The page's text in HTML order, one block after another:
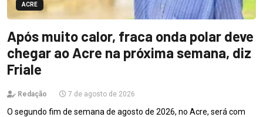
ACRE
Após muito calor, fraca onda polar deve
chegar ao Acre na próxima semana, diz
Friale
Redação 7 de agosto de 2026
O segundo fim de semana de agosto de 2026, no Acre, será com